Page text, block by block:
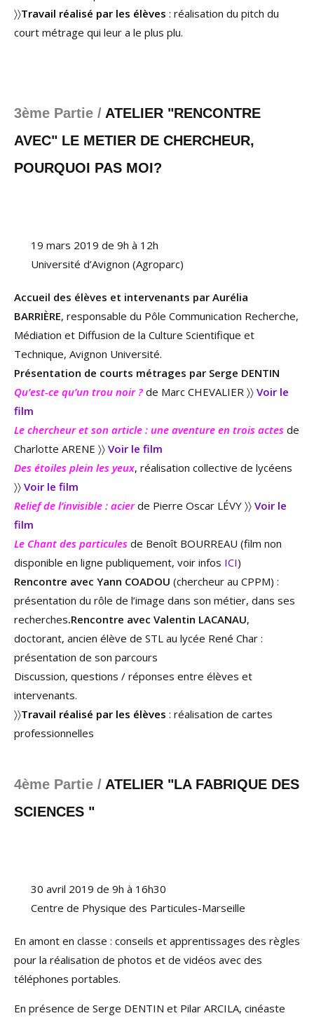
〉〉Travail réalisé par les élèves : réalisation du pitch du
court métrage qui leur a le plus plu.
3ème Partie / ATELIER "RENCONTRE
AVEC" LE METIER DE CHERCHEUR,
POURQUOI PAS MOI?
19 mars 2019 de 9h à 12h
Université d’Avignon (Agroparc)
Accueil des élèves et intervenants par Aurélia
BARRIÈRE, responsable du Pôle Communication Recherche,
Médiation et Diffusion de la Culture Scientifique et
Technique, Avignon Université.
Présentation de courts métrages par Serge DENTIN
Qu’est-ce qu’un trou noir ? de Marc CHEVALIER 〉〉 Voir le
film
Le chercheur et son article : une aventure en trois actes de
Charlotte ARENE 〉〉 Voir le film
Des étoiles plein les yeux, réalisation collective de lycéens
〉〉 Voir le film
Relief de l’invisible : acier de Pierre Oscar LÉVY 〉〉 Voir le
film
Le Chant des particules de Benoît BOURREAU (film non
disponible en ligne publiquement, voir infos ICI)
Rencontre avec Yann COADOU (chercheur au CPPM) :
présentation du rôle de l’image dans son métier, dans ses
recherches.Rencontre avec Valentin LACANAU,
doctorant, ancien élève de STL au lycée René Char :
présentation de son parcours
Discussion, questions / réponses entre élèves et
intervenants.
〉〉Travail réalisé par les élèves : réalisation de cartes
professionnelles
4ème Partie / ATELIER "LA FABRIQUE DES
SCIENCES "
30 avril 2019 de 9h à 16h30
Centre de Physique des Particules-Marseille
En amont en classe : conseils et apprentissages des règles
pour la réalisation de photos et de vidéos avec des
téléphones portables.
En présence de Serge DENTIN et Pilar ARCILA, cinéaste